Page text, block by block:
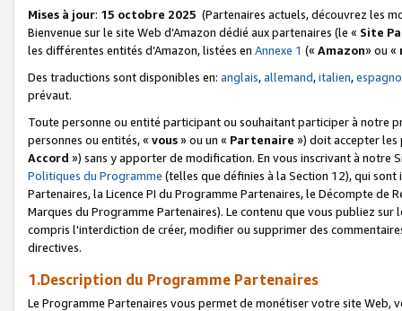
Mises à jour: 15 octobre 2025 (Partenaires actuels, découvrez les
Bienvenue sur le site Web d’Amazon dédié aux partenaires (le « Site
les différentes entités d’Amazon, listées en Annexe 1 (« Amazon» ou «
Des traductions sont disponibles en: anglais,allemand,italien,
prévaut.
Toute personne ou entité participant ou souhaitant participer à notre
personnes ou entités, « vous» ou un « Partenaire ») doit accepter les
Accord ») sans y apporter de modification. En vous inscrivant à notre
Politiques du Programme (telles que définies à la Section 12), qui
Partenaires, la Licence PI du Programme Partenaires, le Décompte de
Marques du Programme Partenaires). Le contenu que vous publiez
compris l'interdiction de créer, modifier ou supprimer des
directives.
1.Description du Programme Partenaires
Le Programme Partenaires vous permet de monétiser votre site Web,